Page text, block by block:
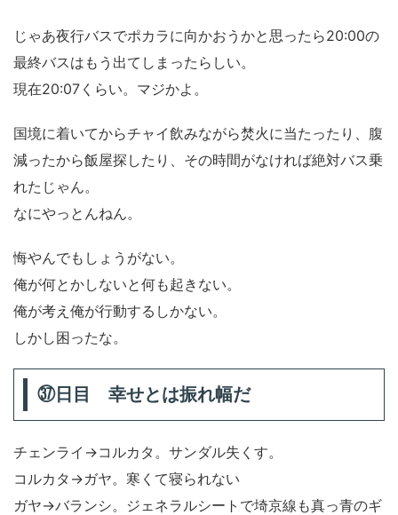
じゃあ夜行バスでポカラに向かおうかと思ったら20:00の
最終バスはもう出てしまったらしい。
現在20:07くらい。マジかよ。
国境に着いてからチャイ飲みながら焚火に当たったり、腹
減ったから飯屋探したり、その時間がなければ絶対バス乗
れたじゃん。
なにやっとんねん。
悔やんでもしょうがない。
俺が何とかしないと何も起きない。
俺が考え俺が行動するしかない。
しかし困ったな。
㊲日目 幸せとは振れ幅だ
チェンライ→コルカタ。サンダル失くす。
コルカタ→ガヤ。寒くて寝られない
ガヤ→バランシ。ジェネラルシートで埼京線も真っ青のギ